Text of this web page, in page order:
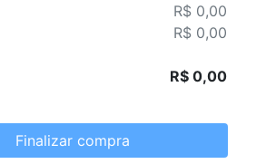
R$ 0,00
R$ 0,00
R$ 0,00
Finalizar compra